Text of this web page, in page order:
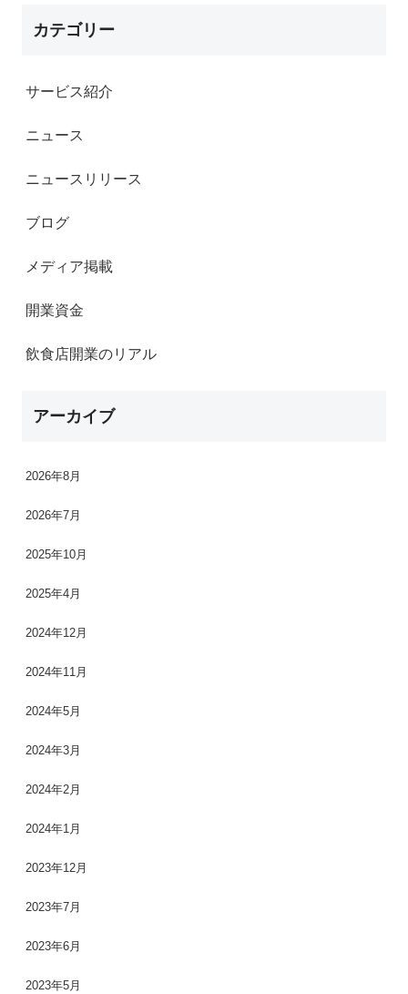
カテゴリー
サービス紹介
ニュース
ニュースリリース
ブログ
メディア掲載
開業資金
飲食店開業のリアル
アーカイブ
2026年8月
2026年7月
2025年10月
2025年4月
2024年12月
2024年11月
2024年5月
2024年3月
2024年2月
2024年1月
2023年12月
2023年7月
2023年6月
2023年5月